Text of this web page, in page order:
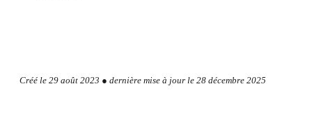
Créé le 29 août 2023 ● dernière mise à jour le 28 décembre 2025